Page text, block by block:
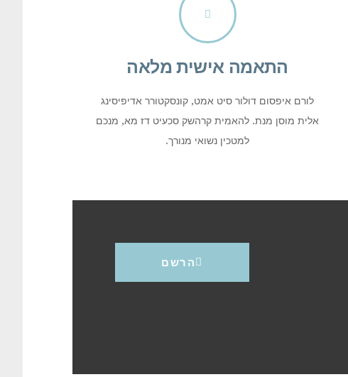
התאמה אישית מלאה
לורם איפסום דולור סיט אמט, קונסקטורר אדיפיסינג
אלית מוסן מנת. להאמית קרהשק סכעיט דז מא, מנכם
למטכין נשואי מנורך.
הרשם